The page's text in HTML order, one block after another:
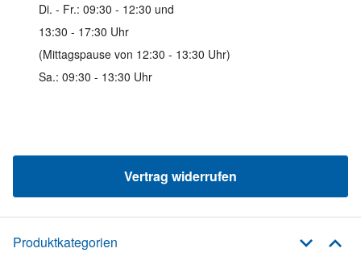
Di. - Fr.: 09:30 - 12:30 und
13:30 - 17:30 Uhr
(Mittagspause von 12:30 - 13:30 Uhr)
Sa.: 09:30 - 13:30 Uhr
Vertrag widerrufen
Produktkategorien